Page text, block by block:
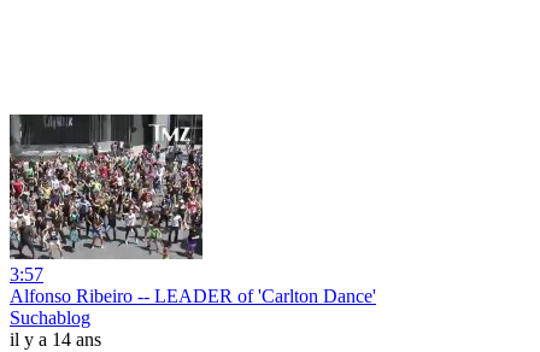
3:57
Alfonso Ribeiro -- LEADER of 'Carlton Dance'
Suchablog
il y a 14 ans